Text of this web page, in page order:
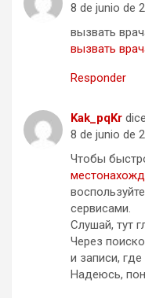
8 de junio de
вызвать
вызвать
Responder
Kak_pqKr
8 de junio de
Чтобы
сервисами.
Слушай, тут
Через
и записи,
Надеюсь,